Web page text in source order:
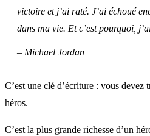
victoire et j’ai raté. J’ai échoué
dans ma vie. Et c’est pourquoi,
– Michael Jordan
C’est une clé d’écriture : vous devez
héros.
C’est la plus grande richesse d’un